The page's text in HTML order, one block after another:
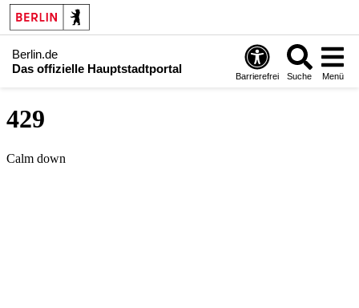
Berlin.de
Das offizielle Hauptstadtportal
Barrierefrei Suche Menü